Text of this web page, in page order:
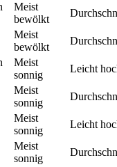
Meist
bewölkt
Meist
bewölkt
Meist
sonnig
Leicht
Meist
sonnig
Meist
sonnig
Leicht
Meist
sonnig